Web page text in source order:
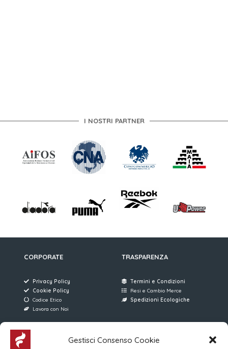
Gestisci Consenso Cookie
I NOSTRI PARTNER
CORPORATE
Privacy Policy
Cookie Policy
Codice Etico
Lavora con Noi
TRASPARENZA
Termini e Condizioni
Resi e Cambio Merce
Spedizioni Ecologiche
AREE RISERVATE